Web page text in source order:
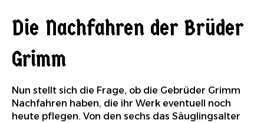
Die Nachfahren der Brüder
Grimm
Nun stellt sich die Frage, ob die Gebrüder Grimm
Nachfahren haben, die ihr Werk eventuell noch
heute pflegen. Von den sechs das Säuglingsalter